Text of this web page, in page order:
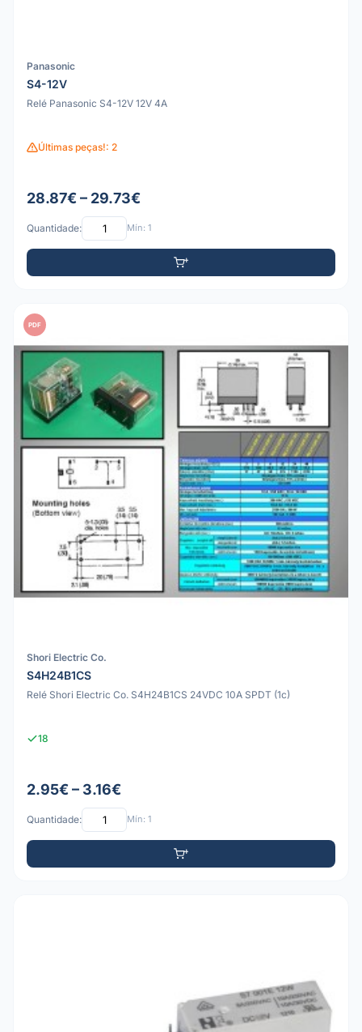
Panasonic
S4-12V
Relé Panasonic S4-12V 12V 4A
Últimas peças!: 2
28.87€ – 29.73€
Quantidade: Mín: 1
PDF
Shori Electric Co.
S4H24B1CS
Relé Shori Electric Co. S4H24B1CS 24VDC 10A SPDT (1c)
18
2.95€ – 3.16€
Quantidade: Mín: 1